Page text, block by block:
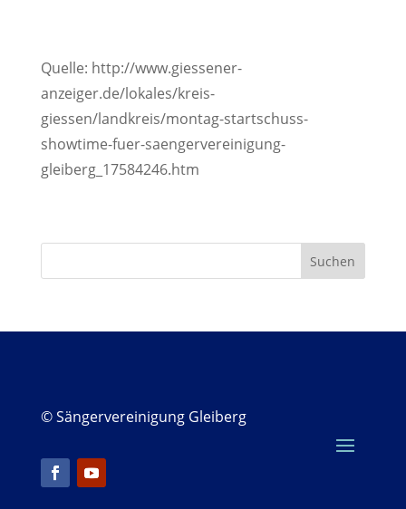
Quelle: http://www.giessener-
anzeiger.de/lokales/kreis-
giessen/landkreis/montag-startschuss-
showtime-fuer-saengervereinigung-
gleiberg_17584246.htm
© Sängervereinigung Gleiberg